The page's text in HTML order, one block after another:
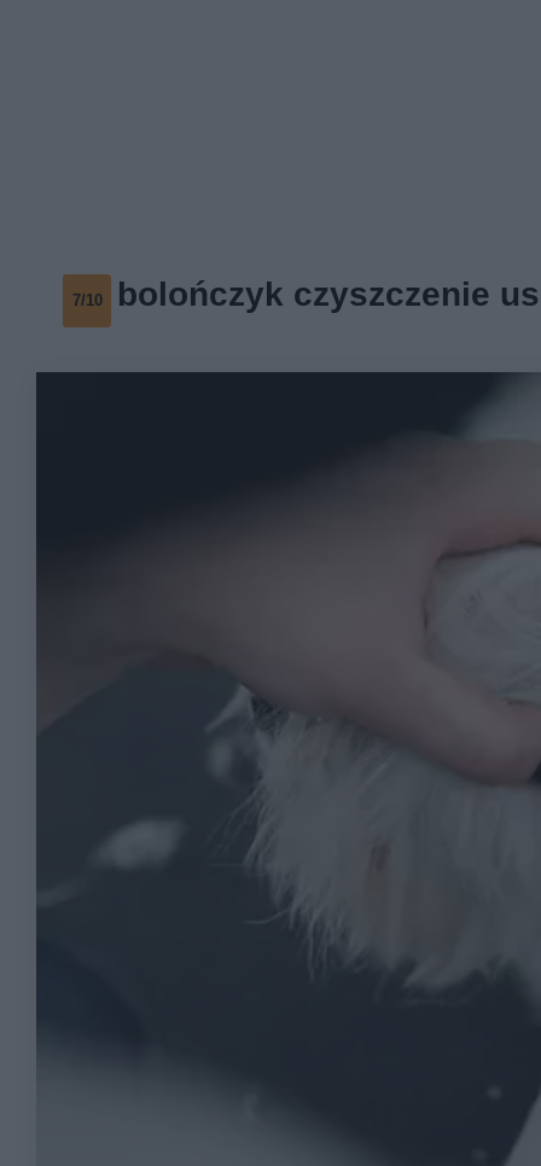
7/10 bolończyk czyszczenie